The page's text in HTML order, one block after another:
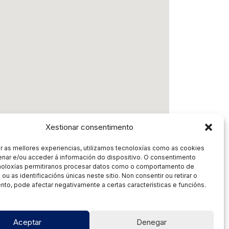
Xestionar consentimento
as mellores experiencias, utilizamos tecnoloxías como as cookies
e/ou acceder á información do dispositivo. O consentimento
permitiranos procesar datos como o comportamento de
as identificacións únicas neste sitio. Non consentir ou retirar o
pode afectar negativamente a certas características e funcións.
Aceptar Denegar